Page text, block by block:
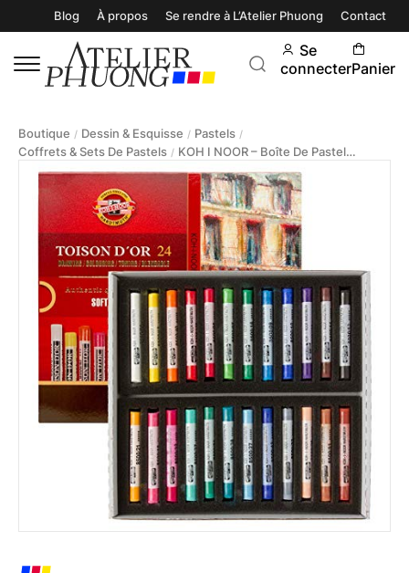
Blog À propos Se rendre à L’Atelier Phuong Contact
Se
connecterPanier
Boutique / Dessin & Esquisse / Pastels /
Coffrets & Sets De Pastels / KOH I NOOR – Boîte De Pastels Secs Toison D’or